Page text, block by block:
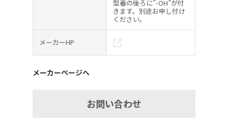
型番の後ろに”-OH”が付
きます。別途お申し付け
ください。
メーカーHP
メーカーページへ
お問い合わせ